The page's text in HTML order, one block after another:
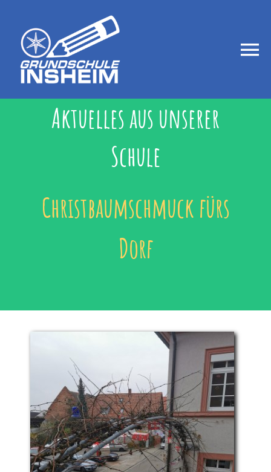
springen
Startseite
Aktuelles
Über uns
Betreuung
Förderverein
Schulelternbeirat
Lotsendienst
Aktuelles aus unserer
Schule
Christbaumschmuck fürs
Dorf